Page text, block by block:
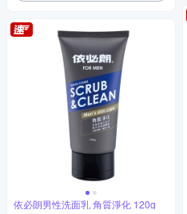
依必朗男性洗面乳 角質淨化 120g